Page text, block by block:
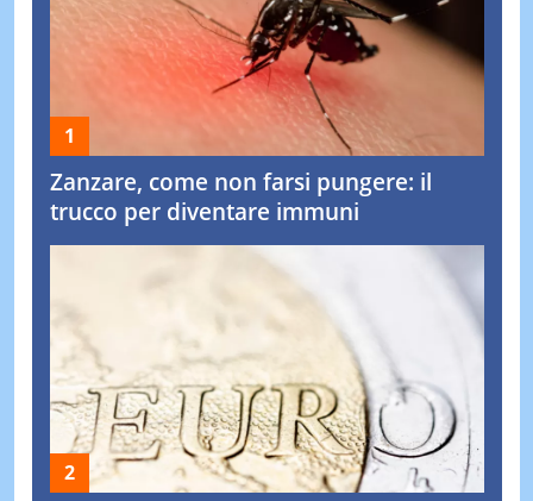
Zanzare, come non farsi pungere: il
trucco per diventare immuni